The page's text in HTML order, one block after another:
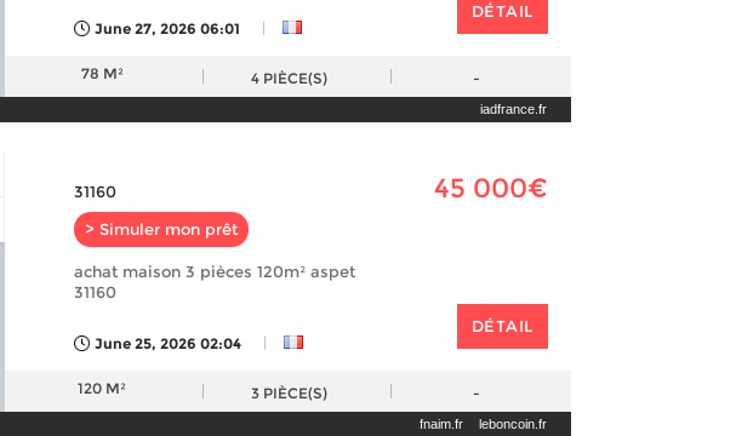
June 27, 2026 06:01 |
DÉTAIL
78 M² 4 PIÈCE(S) -
iadfrance.fr
31160
> Simuler mon prêt
45 000€
achat maison 3 pièces 120m² aspet
31160
June 25, 2026 02:04 |
DÉTAIL
120 M² 3 PIÈCE(S) -
fnaim.fr leboncoin.fr